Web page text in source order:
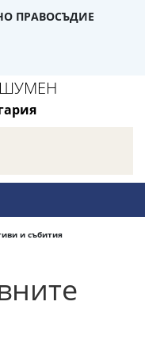
ПРАВОСЪДИЕ
и събития